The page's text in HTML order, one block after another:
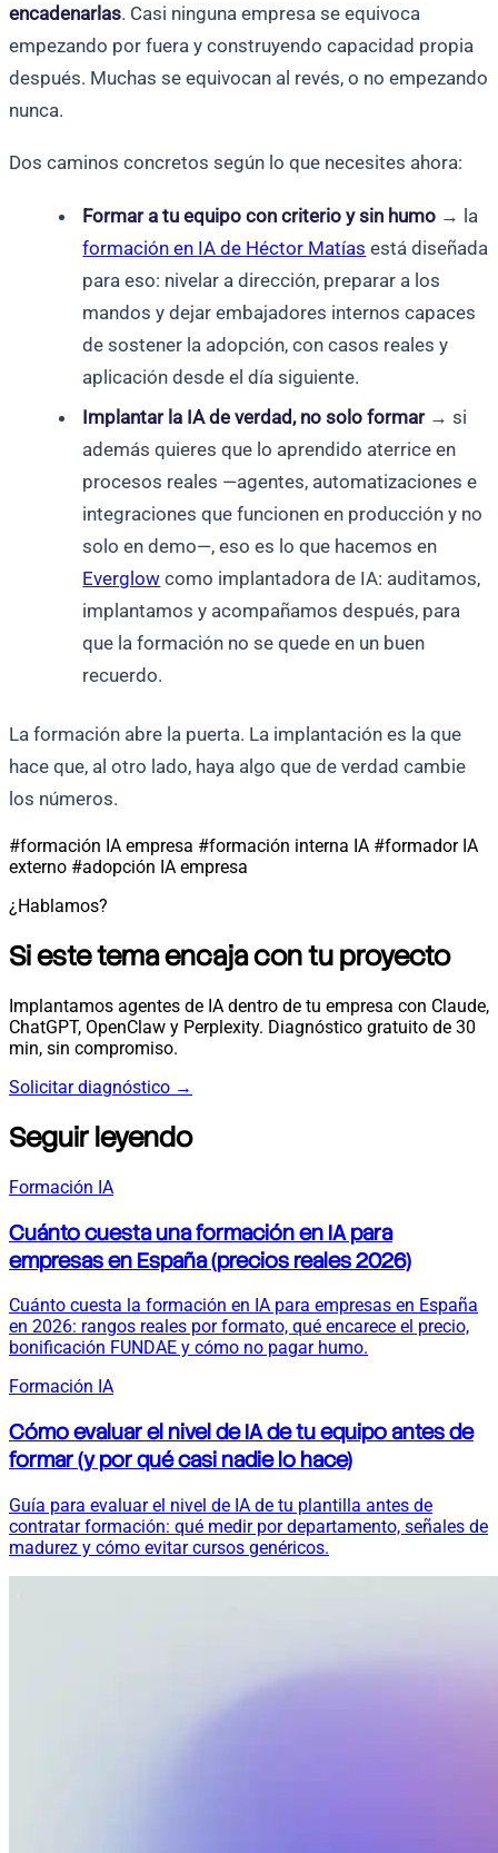
encadenarlas. Casi ninguna empresa se equivoca
empezando por fuera y construyendo capacidad propia
después. Muchas se equivocan al revés, o no empezando
nunca.
Dos caminos concretos según lo que necesites ahora:
Formar a tu equipo con criterio y sin humo → la
formación en IA de Héctor Matías está diseñada
para eso: nivelar a dirección, preparar a los
mandos y dejar embajadores internos capaces
de sostener la adopción, con casos reales y
aplicación desde el día siguiente.
Implantar la IA de verdad, no solo formar→ si
además quieres que lo aprendido aterrice en
procesos reales —agentes, automatizaciones e
integraciones que funcionen en producción y no
solo en demo—, eso es lo que hacemos en
Everglow como implantadora de IA: auditamos,
implantamos y acompañamos después, para
que la formación no se quede en un buen
recuerdo.
La formación abre la puerta. La implantación es la que
hace que, al otro lado, haya algo que de verdad cambie
los números.
#formación IA empresa #formación interna IA #formador IA
externo #adopción IA empresa
¿Hablamos?
Si este tema encaja con tu proyecto
Implantamos agentes de IA dentro de tu empresa con Claude,
ChatGPT, OpenClaw y Perplexity. Diagnóstico gratuito de 30
min, sin compromiso.
Solicitar diagnóstico →
Seguir leyendo
Formación IA
Cuánto cuesta una formación en IA para
empresas en España (precios reales 2026)
Cuánto cuesta la formación en IA para empresas en España
en 2026: rangos reales por formato, qué encarece el precio,
bonificación FUNDAE y cómo no pagar humo.
Formación IA
Cómo evaluar el nivel de IA de tu equipo antes de
formar (y por qué casi nadie lo hace)
Guía para evaluar el nivel de IA de tu plantilla antes de
contratar formación: qué medir por departamento, señales de
madurez y cómo evitar cursos genéricos.